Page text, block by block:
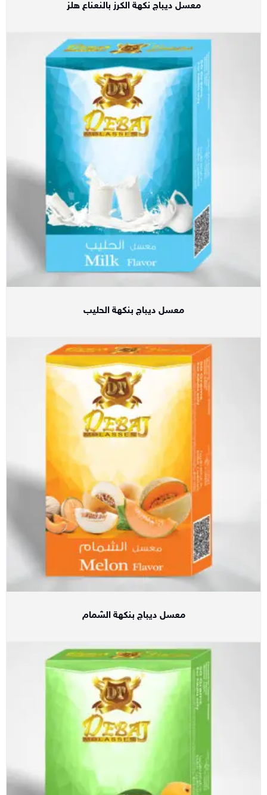
معسل ديباج نكهة الكرز بالنعناع هلز
معسل ديباج بنكهة الحليب
معسل ديباج بنكهة الشمام